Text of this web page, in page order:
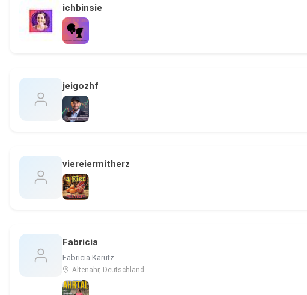
ichbinsie
jeigozhf
viereiermitherz
Fabricia
Fabricia Karutz
Altenahr, Deutschland